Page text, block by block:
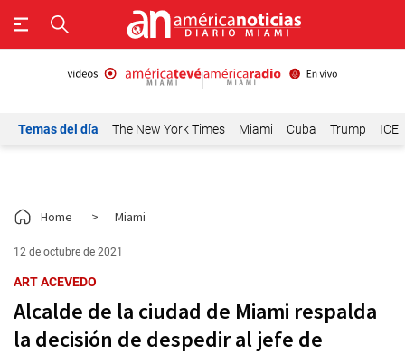
Temas del día The New York Times Miami Cuba Trump ICE
Home > Miami
12 de octubre de 2021
ART ACEVEDO
Alcalde de la ciudad de Miami respalda
la decisión de despedir al jefe de